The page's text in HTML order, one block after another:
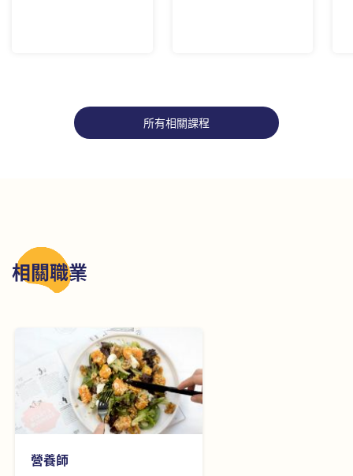
所有相關課程
相關職業
營養師